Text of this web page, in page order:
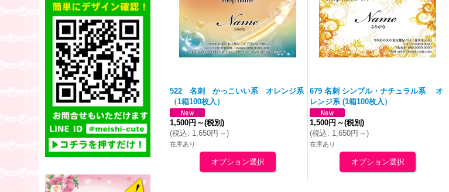
522 名刺 かっこいい系オレンジ系
（1箱100枚入）
1,500円 ～(税別)
(税込: 1,650円 ～)
在庫あり
679 名刺 シンプル・ナチュラル系オ
レンジ系 (1箱100枚入）
1,500円 ～(税別)
(税込: 1,650円 ～)
在庫あり